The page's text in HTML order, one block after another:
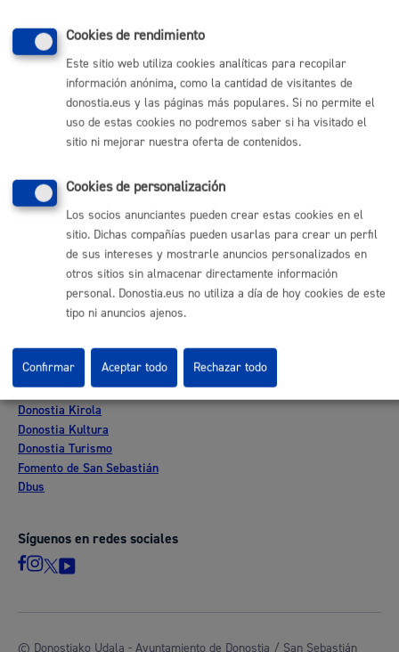
Comunícate con el Ayuntamiento de Donostia / San
Sebastián
(gratuito desde Donostia / San Sebastián)
(+34) 943 481 000
Buzón de la ciudadanía
Enlaces útiles
Ofertas de empleo
Perfil del contratante
Sede electrónica
Mapas - GeoDonostia
Sala de prensa
Otras páginas web corporativas
Donostia Kirola
Donostia Kultura
Donostia Turismo
Fomento de San Sebastián
Dbus
Síguenos en redes sociales
© Donostiako Udala - Ayuntamiento de Donostia / San Sebastián
Cookies de rendimiento
Este sitio web utiliza cookies analíticas para recopilar
información anónima, como la cantidad de visitantes de
donostia.eus y las páginas más populares. Si no permite el
uso de estas cookies no podremos saber si ha visitado el
sitio ni mejorar nuestra oferta de contenidos.
Cookies de personalización
Los socios anunciantes pueden crear estas cookies en el
sitio. Dichas compañías pueden usarlas para crear un perfil
de sus intereses y mostrarle anuncios personalizados en
otros sitios sin almacenar directamente información
personal. Donostia.eus no utiliza a día de hoy cookies de este
tipo ni anuncios ajenos.
Rechazar todo
Confirmar Aceptar todo